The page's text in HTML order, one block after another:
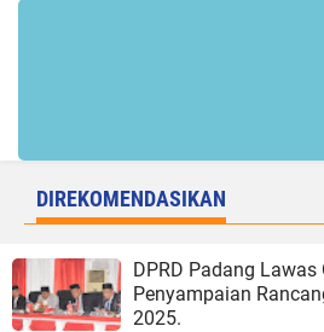
DIREKOMENDASIKAN
DPRD Padang
Penyampaian
2025.